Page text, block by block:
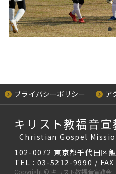
プライバシーポリシー ア
キリスト教福音宣
Christian Gospel
102-0072 東京都千代田区
TEL : 03-5212-9990 /
Copyright © キリスト教福音宣教会